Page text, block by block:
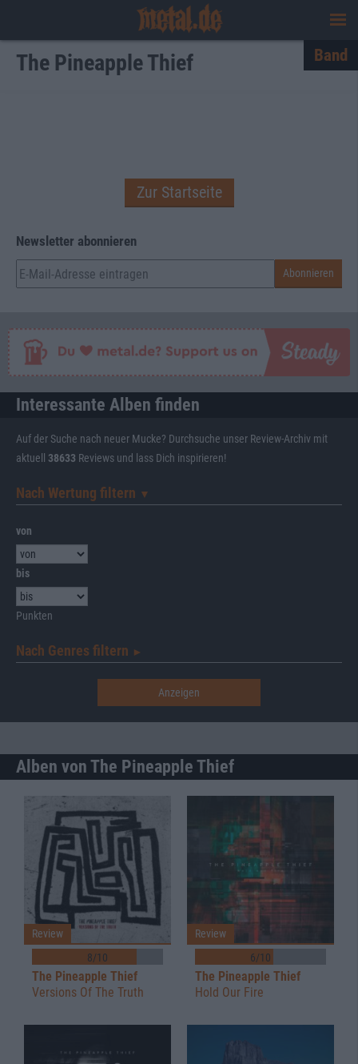
The Pineapple Thief Band
Zur Startseite
Newsletter abonnieren
Interessante Alben finden
Auf der Suche nach neuer Mucke? Durchsuche unser Review-Archiv mit
aktuell 38633 Reviews und lass Dich inspirieren!
Nach Wertung filtern ▼︎
von
bis
Punkten
Nach Genres filtern ►︎
Alben von The Pineapple Thief
8/10
Review
The Pineapple Thief
Versions Of The Truth
6/10
Review
The Pineapple Thief
Hold Our Fire